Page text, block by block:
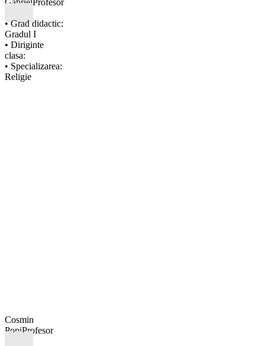
GabrielProfesor
• Grad didactic:
Gradul I
• Diriginte
clasa:
• Specializarea:
Religie
Cosmin
PopiProfesor